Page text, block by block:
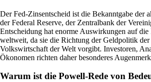
Der Fed-Zinsentscheid ist die Bekanntgabe der
der Federal Reserve, der Zentralbank der
Entscheidung hat enorme Auswirkungen auf die
weltweit, da sie die Richtung der Geldpolitik der
Volkswirtschaft der Welt vorgibt. Investoren,
Ökonomen richten daher besonderes
Warum ist die Powell-Rede von